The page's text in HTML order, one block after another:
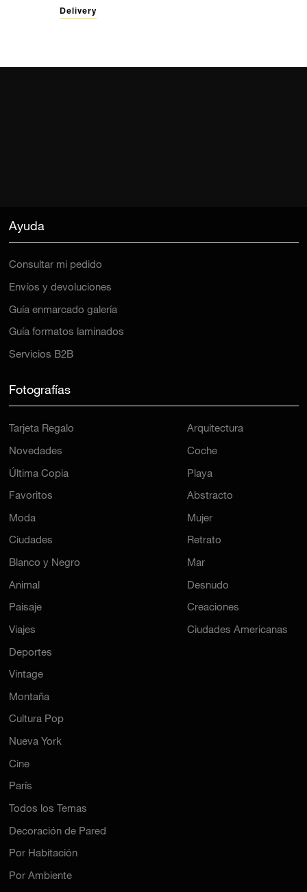
Delivery
Ayuda
Consultar mi pedido
Envíos y devoluciones
Guía enmarcado galería
Guía formatos laminados
Servicios B2B
Fotografías
Tarjeta Regalo
Novedades
Última Copia
Favoritos
Moda
Ciudades
Blanco y Negro
Animal
Paisaje
Viajes
Deportes
Arquitectura
Coche
Playa
Abstracto
Mujer
Retrato
Mar
Desnudo
Creaciones
Ciudades Americanas
Vintage
Montaña
Cultura Pop
Nueva York
Cine
París
Todos los Temas
Decoración de Pared
Por Habitación
Por Ambiente